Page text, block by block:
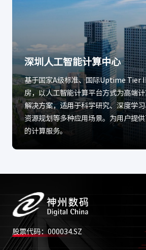
深圳人工智能计算中心
基于国家A级标准、国际Uptime Tier
房，以人工智能计算平台方式为高端
解决方案，适用于科学研究、深度学
资源规划等多种应用场景。为用户提
的计算服务。
股票代码：000034.SZ